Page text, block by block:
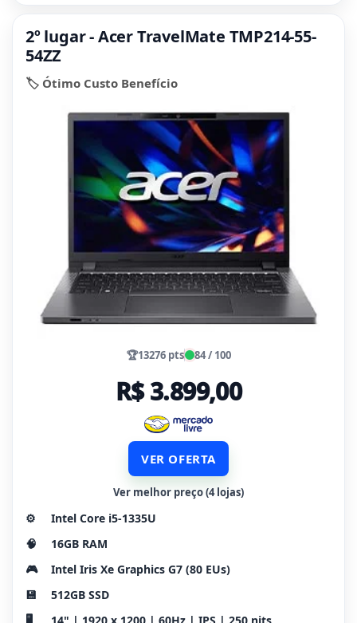
2º lugar - Acer TravelMate TMP214-55-
54ZZ
🏷️ Ótimo Custo Benefício
🏆13276 pts 84 / 100
R$ 3.899,00
VER OFERTA
Ver melhor preço (4 lojas)
⚙️
Intel Core i5-1335U
🧠
16GB RAM
🎮
Intel Iris Xe Graphics G7 (80 EUs)
💾
512GB SSD
🖥️
14" | 1920 x 1200 | 60Hz | IPS | 250 nits